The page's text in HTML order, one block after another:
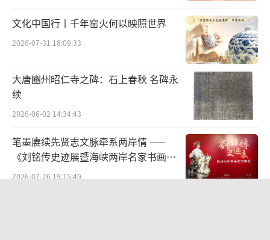
文化中国行丨千年窑火何以映照世界
2026-07-31 18:09:33
大唐豳州昭仁寺之碑：石上春秋 名碑永
续
2026-06-02 14:34:43
笔墨赓续先贤志文脉牵系两岸情 ——
《刘铭传史迹展暨海峡两岸名家书画
展》
2026-07-26 19:15:49